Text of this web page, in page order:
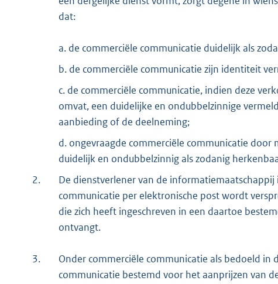
dat:
a. de commerciële communicatie duidelijk als
b. de commerciële communicatie zijn identiteit
c. de commerciële communicatie, indien deze
omvat, een duidelijke en ondubbelzinnige
aanbieding of de deelneming;
d. ongevraagde commerciële communicatie
duidelijk en ondubbelzinnig als zodanig
2.
De dienstverlener van de
communicatie per elektronische post wordt
die zich heeft ingeschreven in een daartoe
ontvangt.
3.
Onder commerciële communicatie als bedoeld
communicatie bestemd voor het aanprijzen van